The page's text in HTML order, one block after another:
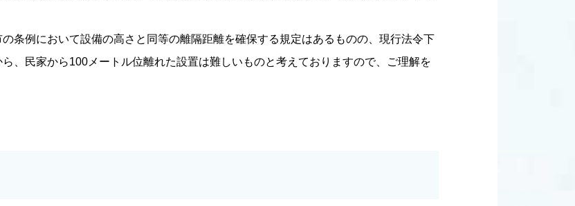
条例において設備の高さと同等の離隔距離を確保する規定はあるものの、現行法令下
、民家から100メートル位離れた設置は難しいものと考えておりますので、ご理解を